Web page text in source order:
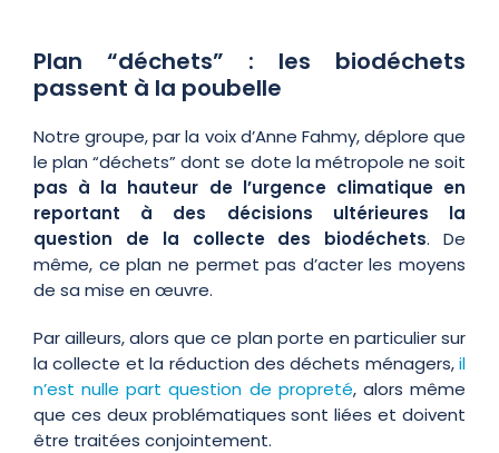
Plan “déchets” : les biodéchets
passent à la poubelle
Notre groupe, par la voix d’Anne Fahmy, déplore que
le plan “déchets” dont se dote la métropole ne soit
pas à la hauteur de l’urgence climatique en
reportant à des décisions ultérieures la
question de la collecte des biodéchets. De
même, ce plan ne permet pas d’acter les moyens
de sa mise en œuvre.
Par ailleurs, alors que ce plan porte en particulier sur
la collecte et la réduction des déchets ménagers,il
n’est nulle part question de propreté, alors même
que ces deux problématiques sont liées et doivent
être traitées conjointement.